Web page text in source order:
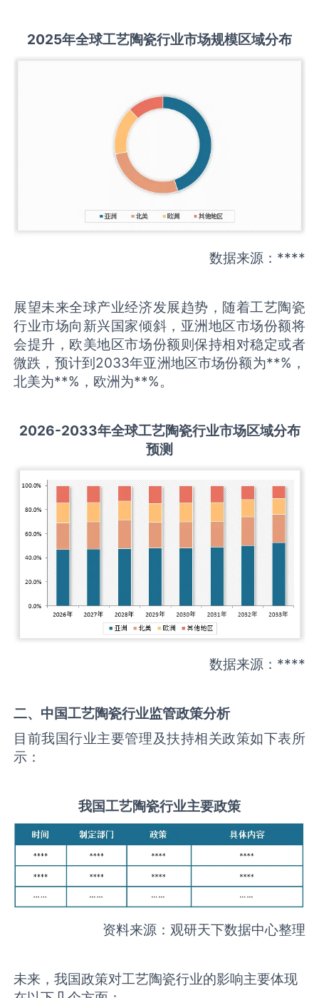
2025年全球工艺陶瓷行业市场规模区域分布
数据来源：****
展望未来全球产业经济发展趋势，随着工艺陶瓷
行业市场向新兴国家倾斜，亚洲地区市场份额将
会提升，欧美地区市场份额则保持相对稳定或者
微跌，预计到2033年亚洲地区市场份额为**%，
北美为**%，欧洲为**%。
2026-2033年全球工艺陶瓷行业市场区域分布
预测
数据来源：****
二、中国工艺陶瓷行业监管政策分析
目前我国行业主要管理及扶持相关政策如下表所
示：
我国工艺陶瓷行业主要政策
资料来源：观研天下数据中心整理
未来，我国政策对工艺陶瓷行业的影响主要体现